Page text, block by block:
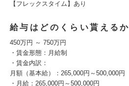
【フレックスタイム】あり
給与はどのくらい貰えるか
450万円 ～ 750万円
・賃金形態：月給制
・賃金内訳：
月額（基本給）：265,000円～500,000円
・月給：265,000円～500,000円